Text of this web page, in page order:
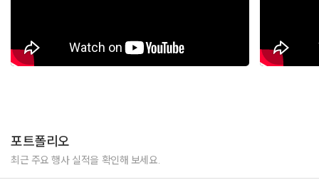
포트폴리오
최근 주요 행사 실적을 확인해 보세요.